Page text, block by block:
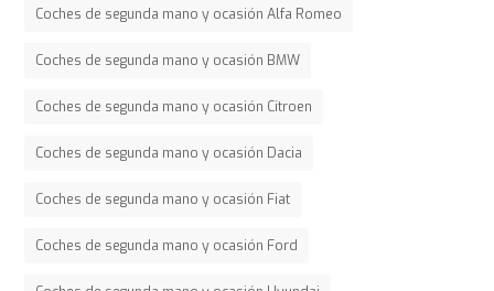
Coches de segunda mano y ocasión Alfa Romeo
Coches de segunda mano y ocasión BMW
Coches de segunda mano y ocasión Citroen
Coches de segunda mano y ocasión Dacia
Coches de segunda mano y ocasión Fiat
Coches de segunda mano y ocasión Ford